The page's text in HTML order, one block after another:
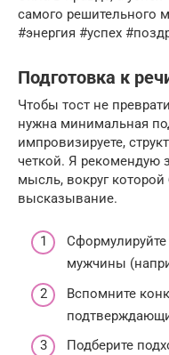
самого решительного
#энергия #успех
Подготовка к
Чтобы тост не
нужна минимальная
импровизируете,
четкой. Я рекомендую
мысль, вокруг которой
высказывание.
мужчины
Вспомните
Подберите